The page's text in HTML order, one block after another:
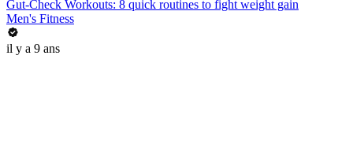
Gut-Check Workouts: 8 quick routines to fight weight gain
Men's Fitness
il y a 9 ans